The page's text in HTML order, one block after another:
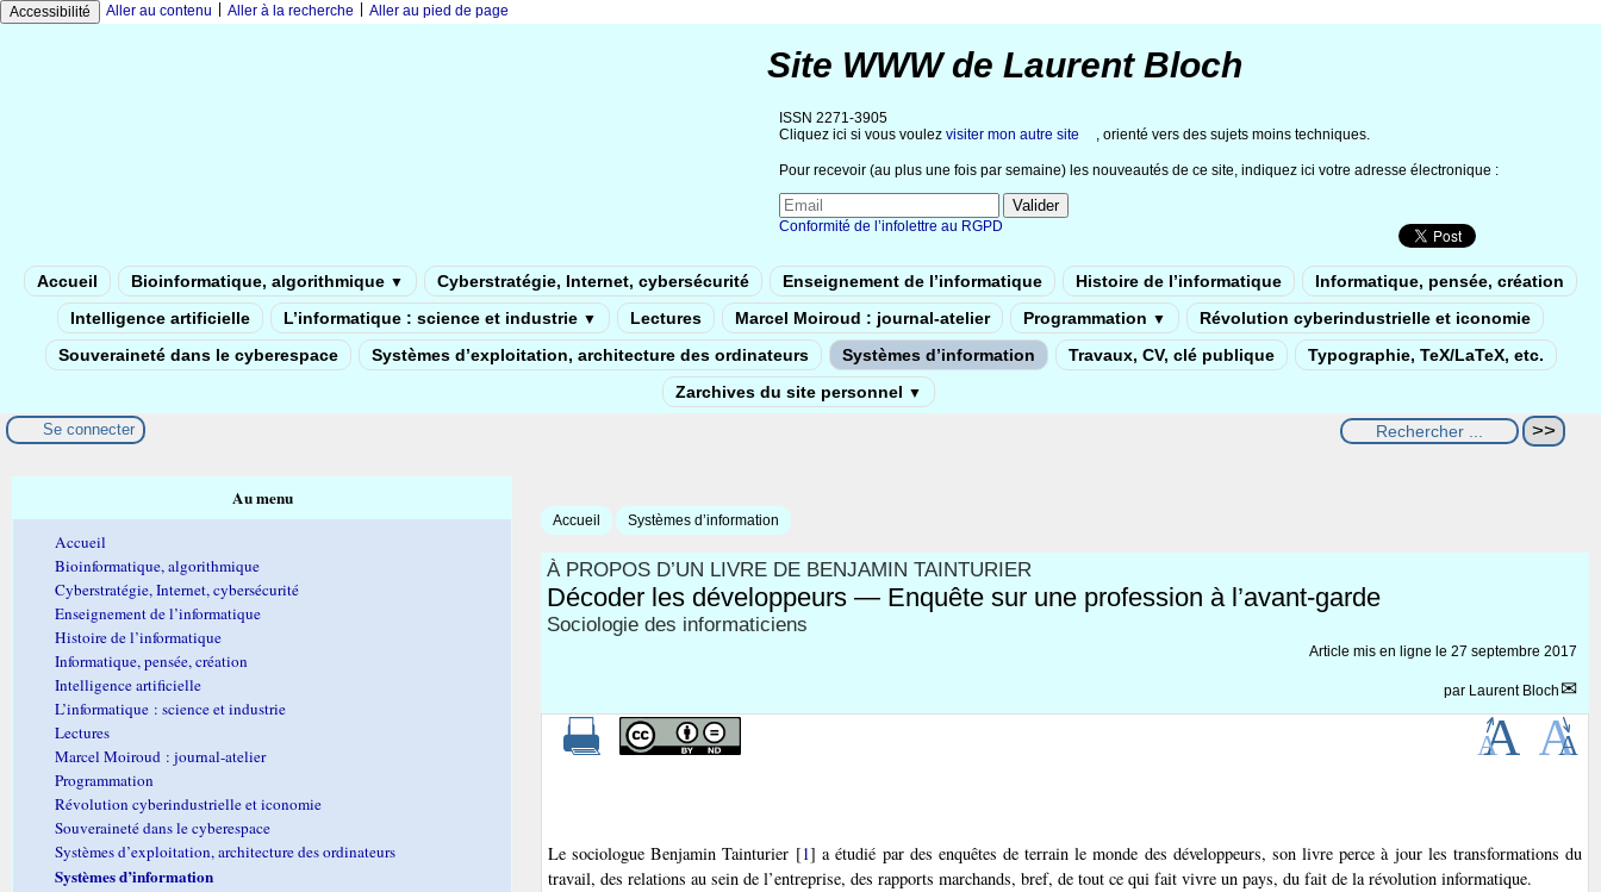
Accessibilité Aller au contenu Aller à la recherche Aller au pied de page
Site WWW de Laurent Bloch
ISSN 2271-3905
Cliquez ici si vous voulez visiter mon autre site , orienté vers des sujets moins techniques.
Pour recevoir (au plus une fois par semaine) les nouveautés de ce site, indiquez ici votre adresse électronique :
Conformité de l’infolettre au RGPD
Accueil Bioinformatique, algorithmique ▼ Cyberstratégie, Internet, cybersécurité Enseignement de l’informatique Histoire de l’informatique
Informatique, pensée, création
Intelligence artificielle
L’informatique : science et industrie ▼ Lectures Marcel Moiroud : journal-atelier Programmation ▼
Révolution cyberindustrielle et iconomie
Souveraineté dans le cyberespace
Systèmes d’exploitation, architecture des ordinateurs Systèmes d’information Travaux, CV, clé publique
Typographie, TeX/LaTeX, etc.
Zarchives du site personnel ▼
Se connecter
Accueil Systèmes d’information
À PROPOS D’UN LIVRE DE BENJAMIN TAINTURIER
Décoder les développeurs — Enquête sur une profession à l’avant-garde
Sociologie des informaticiens
Article mis en ligne le 27 septembre 2017
par Laurent Bloch
Le sociologue Benjamin Tainturier[1] a étudié par des enquêtes de terrain le monde des développeurs, son livre perce à jour les transformations du
travail, des relations au sein de l’entreprise, des rapports marchands, bref, de tout ce qui fait vivre un pays, du fait de la révolution informatique.
Au menu
Accueil
Bioinformatique, algorithmique
Cyberstratégie, Internet, cybersécurité
Enseignement de l’informatique
Histoire de l’informatique
Informatique, pensée, création
Intelligence artificielle
L’informatique : science et industrie
Lectures
Marcel Moiroud : journal-atelier
Programmation
Révolution cyberindustrielle et iconomie
Souveraineté dans le cyberespace
Systèmes d’exploitation, architecture des ordinateurs
Systèmes d’information